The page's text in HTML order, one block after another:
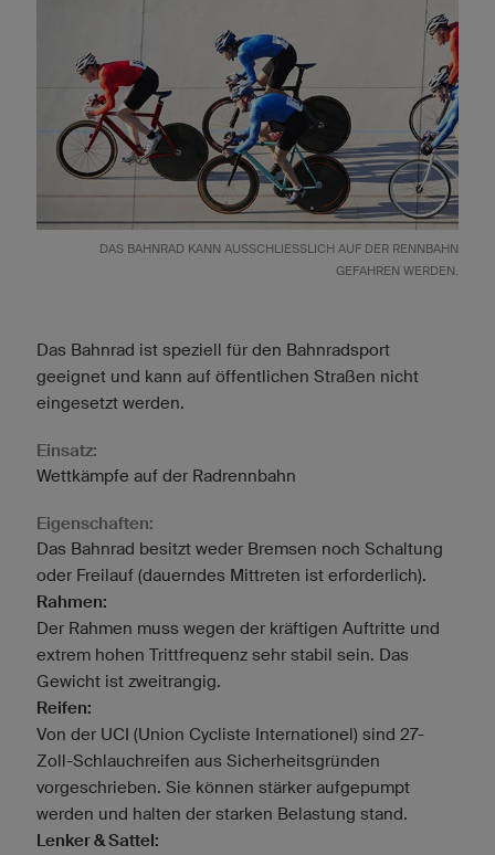
DAS BAHNRAD KANN AUSSCHLIESSLICH AUF DER RENNBAHN G
EFAHREN WERDEN.
Das Bahnrad ist speziell für den Bahnradsport
geeignet und kann auf öffentlichen Straßen nicht
eingesetzt werden.
Einsatz:
Wettkämpfe auf der Radrennbahn
Eigenschaften:
Das Bahnrad besitzt weder Bremsen noch Schaltung
oder Freilauf (dauerndes Mittreten ist erforderlich).
Rahmen:
Der Rahmen muss wegen der kräftigen Auftritte und
extrem hohen Trittfrequenz sehr stabil sein. Das
Gewicht ist zweitrangig.
Reifen:
Von der UCI (Union Cycliste Internationel) sind 27-
Zoll-Schlauchreifen aus Sicherheitsgründen
vorgeschrieben. Sie können stärker aufgepumpt
werden und halten der starken Belastung stand.
Lenker & Sattel: